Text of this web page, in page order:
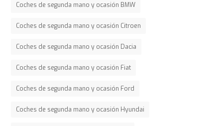
Coches de segunda mano y ocasión BMW
Coches de segunda mano y ocasión Citroen
Coches de segunda mano y ocasión Dacia
Coches de segunda mano y ocasión Fiat
Coches de segunda mano y ocasión Ford
Coches de segunda mano y ocasión Hyundai